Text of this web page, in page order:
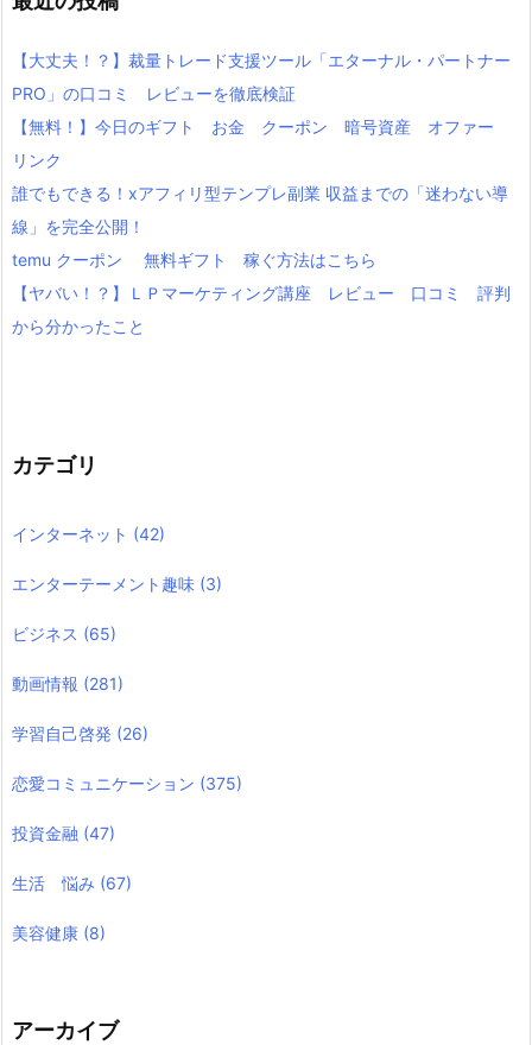
【大丈夫！？】裁量トレード支援ツール「エターナル・パートナー
PRO」の口コミ レビューを徹底検証
【無料！】今日のギフト お金 クーポン 暗号資産 オファー
リンク
誰でもできる！xアフィリ型テンプレ副業 収益までの「迷わない導
線」を完全公開！
temu クーポン 無料ギフト 稼ぐ方法はこちら
【ヤバい！？】ＬＰマーケティング講座 レビュー 口コミ 評判
から分かったこと
カテゴリ
インターネット (42)
エンターテーメント趣味 (3)
ビジネス (65)
動画情報 (281)
学習自己啓発 (26)
恋愛コミュニケーション (375)
投資金融 (47)
生活 悩み (67)
美容健康 (8)
アーカイブ